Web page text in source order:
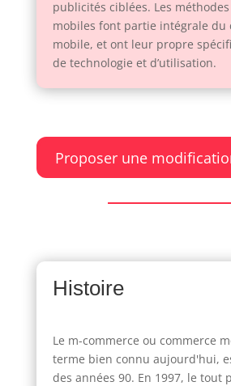
publicités ciblées. Les
mobiles font partie intégrale du
mobile, et ont leur propre
de technologie et d’utilisation.
Proposer une
Histoire
Le m-commerce ou commerce
terme bien connu aujourd'hui,
des années 90. En 1997, le tout